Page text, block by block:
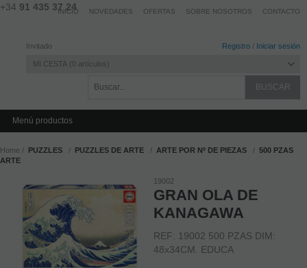
+34 91 435 37 24
Invitado Registro / Iniciar sesión
MI CESTA 0 artículos
INICIO NOVEDADES OFERTAS SOBRE NOSOTROS CONTACTO
Menú productos
Home PUZZLES PUZZLES DE ARTE ARTE POR Nº DE PIEZAS
500 PZAS
ARTE
19002
GRAN OLA DE
KANAGAWA
REF: 19002 500 PZAS DIM:
48x34CM. EDUCA